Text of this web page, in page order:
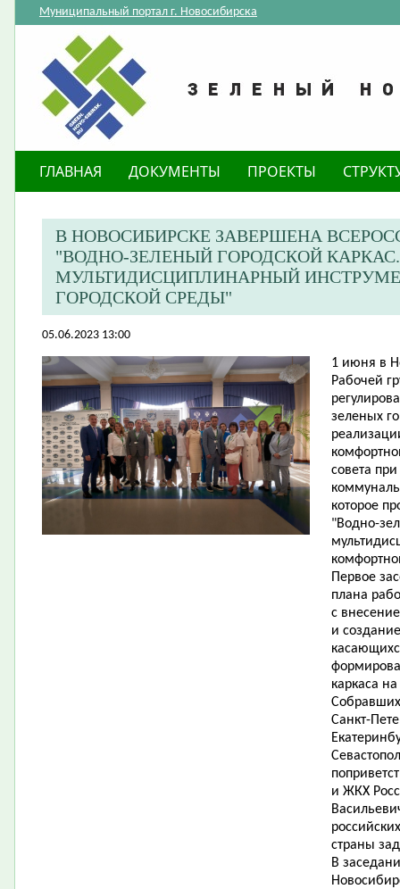
Муниципальный портал г. Новосибирска
ГЛАВНАЯ ДОКУМЕНТЫ ПРОЕКТЫ
В НОВОСИБИРСКЕ ЗАВЕРШЕНА
"ВОДНО-ЗЕЛЕНЫЙ ГОРОДСКОЙ
МУЛЬТИДИСЦИПЛИНАРНЫЙ
ГОРОДСКОЙ СРЕДЫ"
05.06.2023 13:00
​1 июня в
Рабочей
зеленых
совета
которое
"Водно-
Первое
плана
с
и
каркаса
Санкт-
и ЖКХ
страны
В